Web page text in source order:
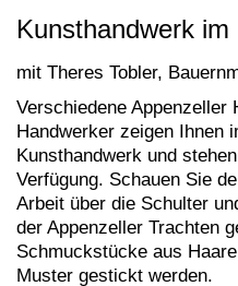
Kunsthandwerk
mit Theres Tobler,
Verschiedene Appenzeller
Handwerker zeigen Ihnen
Kunsthandwerk und
Verfügung. Schauen Sie
Arbeit über die Schulter
der Appenzeller Trachten
Schmuckstücke aus
Muster gestickt werden.